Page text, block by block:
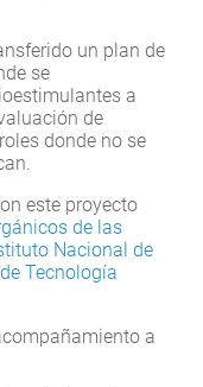
un plan de
se
a
de
donde no se
este proyecto
de las
Nacional de
Tecnología
a